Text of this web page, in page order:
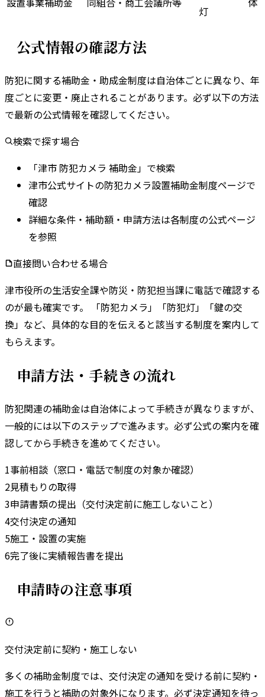
灯
公式情報の確認方法
防犯に関する補助金・助成金制度は自治体ごとに異なり、年
度ごとに変更・廃止されることがあります。 必ず以下の方法
で最新の公式情報を確認してください。
検索で探す場合
「津市 防犯カメラ 補助金」で検索
津市公式サイトの防犯カメラ設置補助金制度ページで
確認
詳細な条件・補助額・申請方法は各制度の公式ページ
を参照
直接問い合わせる場合
津市役所の生活安全課や防災・防犯担当課に電話で確認する
のが最も確実です。 「防犯カメラ」「防犯灯」「鍵の交
換」など、具体的な目的を伝えると該当する制度を案内して
もらえます。
申請方法・手続きの流れ
防犯関連の補助金は自治体によって手続きが異なりますが、
一般的には以下のステップで進みます。 必ず公式の案内を確
認してから手続きを進めてください。
1事前相談（窓口・電話で制度の対象か確認）
2見積もりの取得
3申請書類の提出（交付決定前に施工しないこと）
4交付決定の通知
5施工・設置の実施
6完了後に実績報告書を提出
申請時の注意事項
交付決定前に契約・施工しない
多くの補助金制度では、交付決定の通知を受ける前に契約・
施工を行うと補助の対象外になります。必ず決定通知を待っ